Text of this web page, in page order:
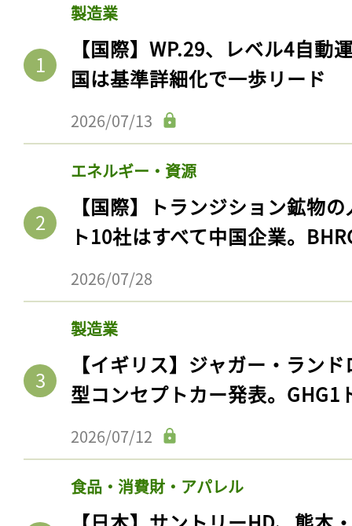
製造業
【国際】WP.29、レベル4自動
国は基準詳細化で一歩リード
2026/07/13
エネルギー・資源
【国際】トランジション鉱物
ト10社はすべて中国企業。
2026/07/28
製造業
【イギリス】ジャガー・ラン
型コンセプトカー発表。GHG1
2026/07/12
食品・消費財・アパレル